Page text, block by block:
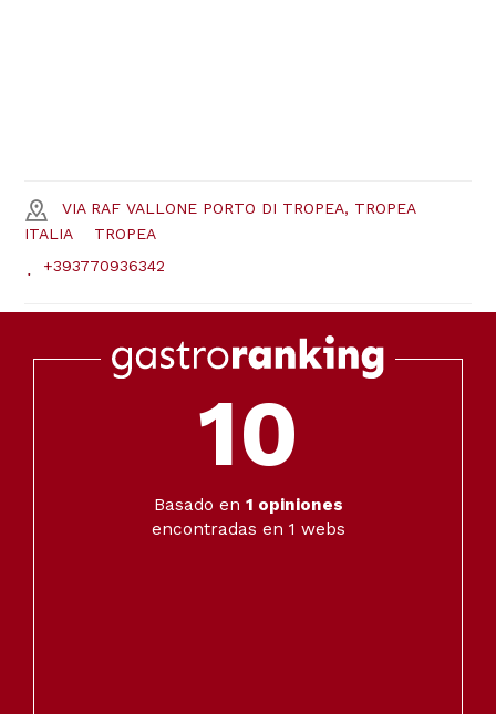
VIA RAF VALLONE PORTO DI TROPEA, TROPEA
ITALIA
TROPEA
+393770936342
10
Basado en 1 opiniones
encontradas en 1 webs